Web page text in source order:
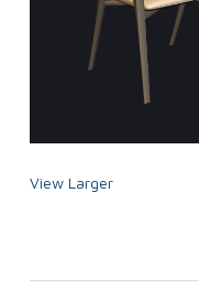
View Larger